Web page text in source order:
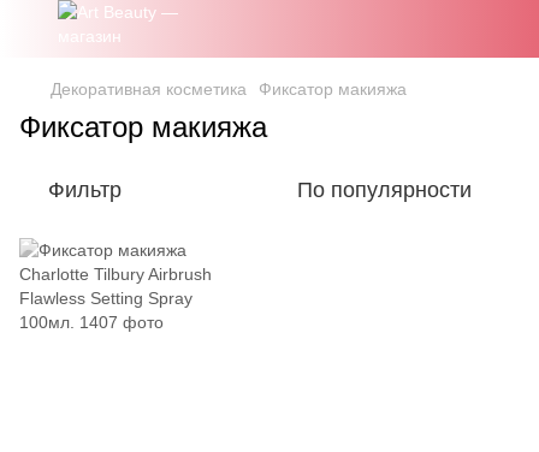
Декоративная косметика Фиксатор макияжа
Фиксатор макияжа
Фильтр По популярности